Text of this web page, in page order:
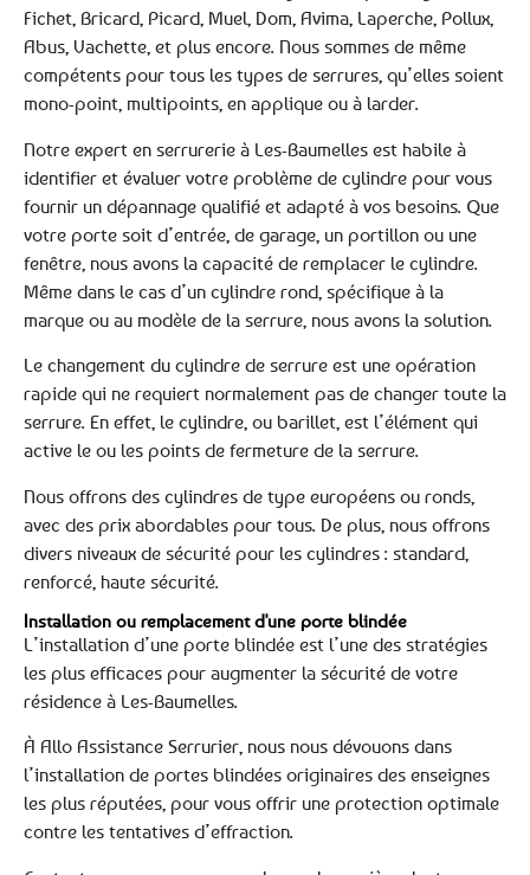
Fichet, Bricard, Picard, Muel, Dom, Avima, Laperche, Pollux,
Abus, Vachette, et plus encore. Nous sommes de même
compétents pour tous les types de serrures, qu’elles soient
mono-point, multipoints, en applique ou à larder.
Notre expert en serrurerie à Les-Baumelles est habile à
identifier et évaluer votre problème de cylindre pour vous
fournir un dépannage qualifié et adapté à vos besoins. Que
votre porte soit d’entrée, de garage, un portillon ou une
fenêtre, nous avons la capacité de remplacer le cylindre.
Même dans le cas d’un cylindre rond, spécifique à la
marque ou au modèle de la serrure, nous avons la solution.
Le changement du cylindre de serrure est une opération
rapide qui ne requiert normalement pas de changer toute la
serrure. En effet, le cylindre, ou barillet, est l’élément qui
active le ou les points de fermeture de la serrure.
Nous offrons des cylindres de type européens ou ronds,
avec des prix abordables pour tous. De plus, nous offrons
divers niveaux de sécurité pour les cylindres : standard,
renforcé, haute sécurité.
Installation ou remplacement d'une porte blindée
L’installation d’une porte blindée est l’une des stratégies
les plus efficaces pour augmenter la sécurité de votre
résidence à Les-Baumelles.
À Allo Assistance Serrurier, nous nous dévouons dans
l’installation de portes blindées originaires des enseignes
les plus réputées, pour vous offrir une protection optimale
contre les tentatives d’effraction.